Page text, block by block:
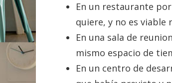
En un restaurante
quiere, y no es viable
En una sala de
mismo espacio de
En un centro de